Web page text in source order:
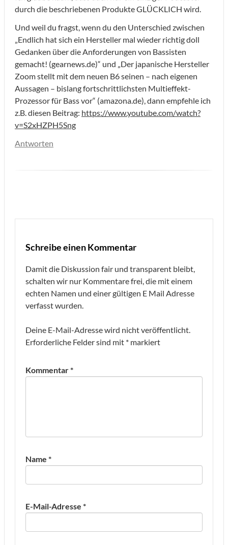
durch die beschriebenen Produkte GLÜCKLICH wird.
Und weil du fragst, wenn du den Unterschied zwischen
„Endlich hat sich ein Hersteller mal wieder richtig doll
Gedanken über die Anforderungen von Bassisten
gemacht! (gearnews.de)“ und „Der japanische Hersteller
Zoom stellt mit dem neuen B6 seinen – nach eigenen
Aussagen – bislang fortschrittlichsten Multieffekt-
Prozessor für Bass vor“ (amazona.de), dann empfehle ich
z.B. diesen Beitrag: https://www.youtube.com/watch?
v=S2xHZPH5Sng
Antworten
Schreibe einen Kommentar
Damit die Diskussion fair und transparent bleibt,
schalten wir nur Kommentare frei, die mit einem
echten Namen und einer gültigen E Mail Adresse
verfasst wurden.
Deine E-Mail-Adresse wird nicht veröffentlicht.
Erforderliche Felder sind mit * markiert
Kommentar*
Name *
E-Mail-Adresse *